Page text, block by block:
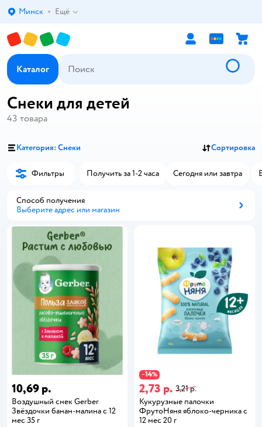
Выбор адреса доставки.
Минск Ещё
Каталог
Снеки для детей
43 товара
Категория: Снеки Сортировка
Фильтры Получить за 1-2 часа Сегодня или завтра
Способ получения
Выберите адрес или магазин
10,69 р.
Воздушный снек Gerber
Звёздочки банан-малина с 12
мес 35 г
−14%
2,73 р. 3,21 р.
Кукурузные палочки
ФрутоНяня яблоко-черника с
12 мес 20 г